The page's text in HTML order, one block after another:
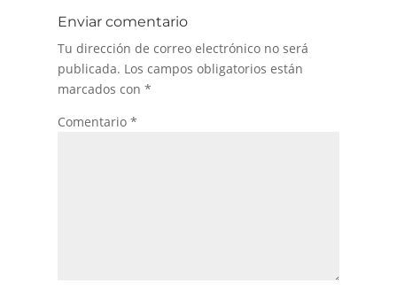
Enviar comentario
Tu dirección de correo electrónico no será
publicada. Los campos obligatorios están
marcados con *
Comentario *